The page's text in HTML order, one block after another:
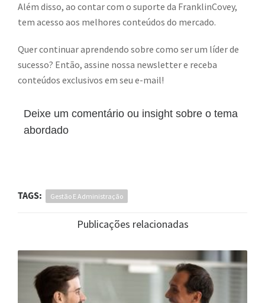
Além disso, ao contar com o suporte da FranklinCovey,
tem acesso aos melhores conteúdos do mercado.
Quer continuar aprendendo sobre como ser um líder de
sucesso? Então, assine nossa newsletter e receba
conteúdos exclusivos em seu e-mail!
Deixe um comentário ou insight sobre o tema
abordado
TAGS: Gestão E Administração
Publicações relacionadas